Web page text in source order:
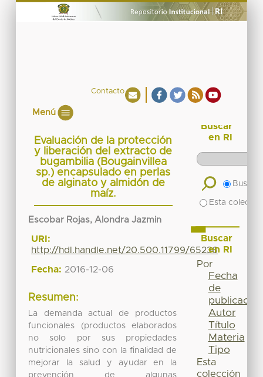
Contacto
Menú
Evaluación de la protección
y liberación del extracto de
bugambilia (Bougainvillea
sp.) encapsulado en perlas
de alginato y almidón de
maíz.
Escobar Rojas, Alondra Jazmin
URI:
http://hdl.handle.net/20.500.11799/65236
Fecha: 2016-12-06
Resumen:
La demanda actual de productos
funcionales (productos elaborados
no solo por sus propiedades
nutricionales sino con la finalidad de
mejorar la salud y ayudar en la
prevención de algunas
Buscar
en RI
Buscar
Esta
Buscar
en RI
Por
Fecha
de
publicación
Autor
Título
Materia
Tipo
Esta
colección